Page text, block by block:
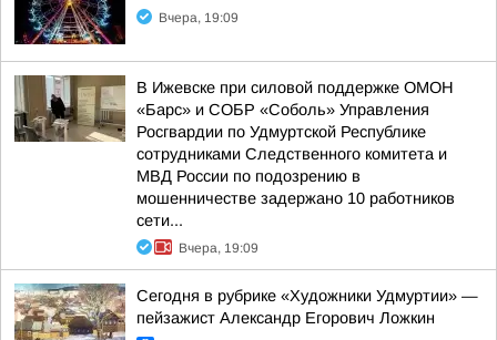
Вчера, 19:09
В Ижевске при силовой поддержке ОМОН
«Барс» и СОБР «Соболь» Управления
Росгвардии по Удмуртской Республике
сотрудниками Следственного комитета и
МВД России по подозрению в
мошенничестве задержано 10 работников
сети...
Вчера, 19:09
Сегодня в рубрике «Художники Удмуртии» —
пейзажист Александр Егорович Ложкин